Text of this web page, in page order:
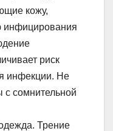
кожу,
инфицирования
риск
инфекции. Не
с сомнительной
Трение